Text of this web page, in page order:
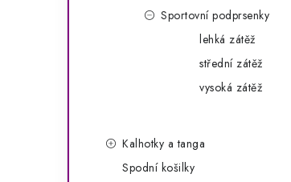
Sportovní podprsenky
lehká zátěž
střední zátěž
vysoká zátěž
Kalhotky a tanga
Spodní košilky